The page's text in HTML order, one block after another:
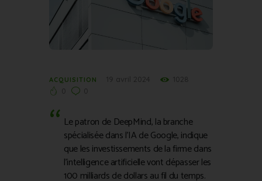
ACQUISITION
Le patron de DeepMind, la branche
spécialisée dans l’IA de Google, indique
que les investissements de la firme dans
l’intelligence artificielle vont dépasser les
100 milliards de dollars au fil du temps.